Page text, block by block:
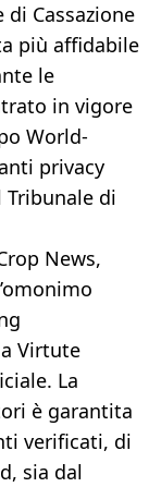
Cassazione
più affidabile
le
in vigore
World-
privacy
di
News,
Virtute
La
è garantita
verificati, di
sia dal